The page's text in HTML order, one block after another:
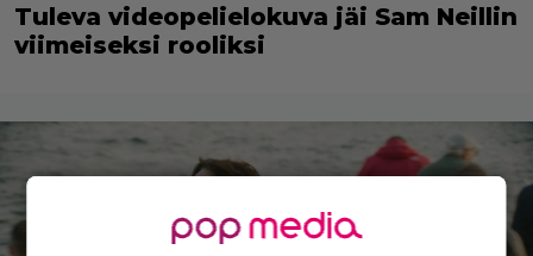
Tuleva videopelielokuva jäi Sam Neillin
viimeiseksi rooliksi